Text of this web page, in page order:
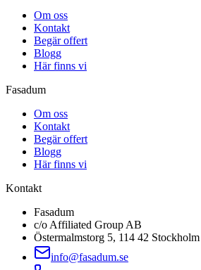
Om oss
Kontakt
Begär offert
Blogg
Här finns vi
Fasadum
Om oss
Kontakt
Begär offert
Blogg
Här finns vi
Kontakt
Fasadum
c/o Affiliated Group AB
Östermalmstorg 5, 114 42 Stockholm
info@fasadum.se